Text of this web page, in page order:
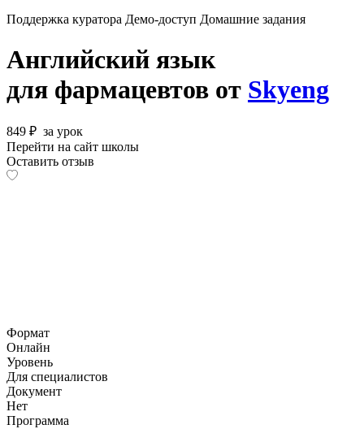
Поддержка куратора Демо-доступ Домашние задания
Английский язык
для фармацевтов от Skyeng
849 ₽ за урок
Перейти на сайт школы
Оставить отзыв
Формат
Онлайн
Уровень
Для специалистов
Документ
Нет
Программа